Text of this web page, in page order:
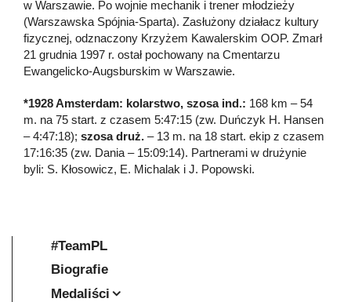
w Warszawie. Po wojnie mechanik i trener młodzieży
(Warszawska Spójnia-Sparta). Zasłużony działacz kultury
fizycznej, odznaczony Krzyżem Kawalerskim OOP. Zmarł
21 grudnia 1997 r. ostał pochowany na Cmentarzu
Ewangelicko-Augsburskim w Warszawie.
*1928 Amsterdam: kolarstwo, szosa ind.: 168 km – 54
m. na 75 start. z czasem 5:47:15 (zw. Duńczyk H. Hansen
– 4:47:18); szosa druż. – 13 m. na 18 start. ekip z czasem
17:16:35 (zw. Dania – 15:09:14). Partnerami w drużynie
byli: S. Kłosowicz, E. Michalak i J. Popowski.
#TeamPL
Biografie
Medaliści